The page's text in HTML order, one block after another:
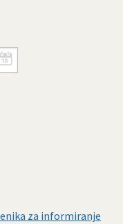
za informiranje